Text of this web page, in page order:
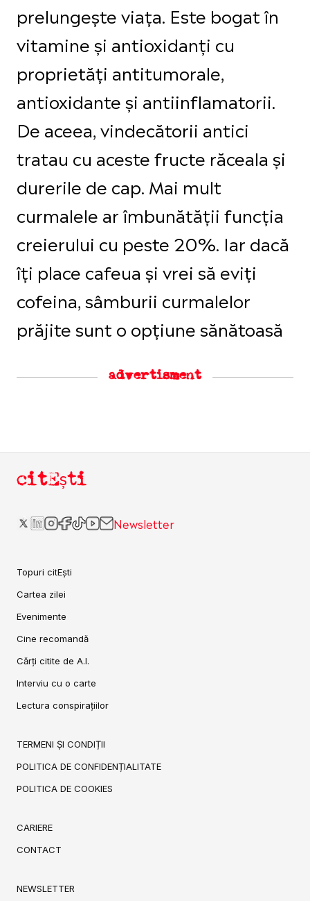
prelungește viața. Este bogat în
vitamine și antioxidanți cu
proprietăți antitumorale,
antioxidante și antiinflamatorii.
De aceea, vindecătorii antici
tratau cu aceste fructe răceala și
durerile de cap. Mai mult
curmalele ar îmbunătății funcția
creierului cu peste 20%. Iar dacă
îți place cafeua și vrei să eviți
cofeina, sâmburii curmalelor
prăjite sunt o opțiune sănătoasă
advertisment
citEști
Newsletter
Topuri citEști
Cartea zilei
Evenimente
Cine recomandă
Cărți citite de A.I.
Interviu cu o carte
Lectura conspirațiilor
TERMENI ȘI CONDIȚII
POLITICA DE CONFIDENȚIALITATE
POLITICA DE COOKIES
CARIERE
CONTACT
NEWSLETTER